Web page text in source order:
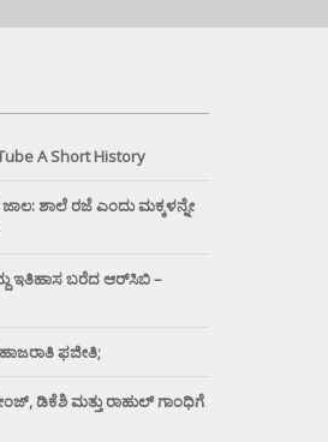
A Short History
ಶಾಲೆ ರಜೆ ಎಂದು ಮಕ್ಕಳನ್ನೇ
ಇತಿಹಾಸ ಬರೆದ ಆರ್‌ಸಿಬಿ –
ಫಜೀತಿ;
ಡಿಕೆಶಿ ಮತ್ತು ರಾಹುಲ್‌ ಗಾಂಧಿಗೆ